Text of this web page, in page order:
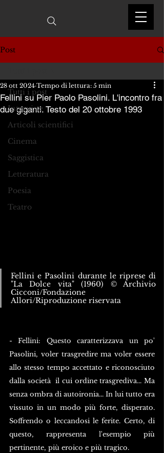
Post
Tutti i post
Interviste
Articoli scientifici
Cinema
Saggistica
Letteratura
Poesia
Teatro
Fellini su Pier Paolo Pasolini. L'incontro fra
due giganti. Testo del 20 ottobre 1993
28 ott 2024 Tempo di lettura: 5 min
Fellini e Pasolini durante le riprese di
"La Dolce vita" (1960) © Archivio
Cicconi/Fondazione
Allori/Riproduzione riservata
- Fellini: Questo caratterizzava un po'
Pasolini, voler trasgredire ma voler essere
allo stesso tempo accettato e riconosciuto
dalla società  il cui ordine trasgrediva... Ma
senza ombra di autoironia... In lui tutto era
vissuto in un modo più forte, disperato.
Soffrendo o leccandosi le ferite. Certo, di
questo, rappresenta l'esempio più
pertinente, più eroico e più tragico.